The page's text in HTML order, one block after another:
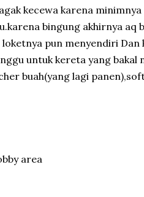
kecewa karena
bingung akhirnya
pun menyendiri Dan
untuk kereta yang bakal
buah(yang lagi
area